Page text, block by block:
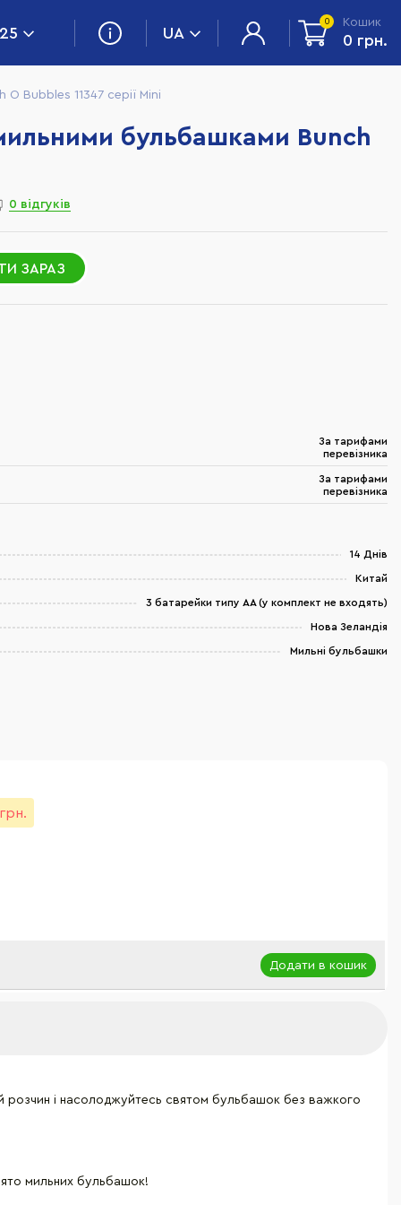
UA
0 Кошик
0 грн.
Bubbles 11347 серії Mini
ЗАРАЗ
бульбашками Bunch
0 відгуків
За тарифами
перевізника
За тарифами
перевізника
14 Днів
Китай
3 батарейки типу АА (у комплект не входять)
Нова Зеландія
Мильні бульбашки
Додати в кошик
і насолоджуйтесь святом бульбашок без важкого
мильних бульбашок!